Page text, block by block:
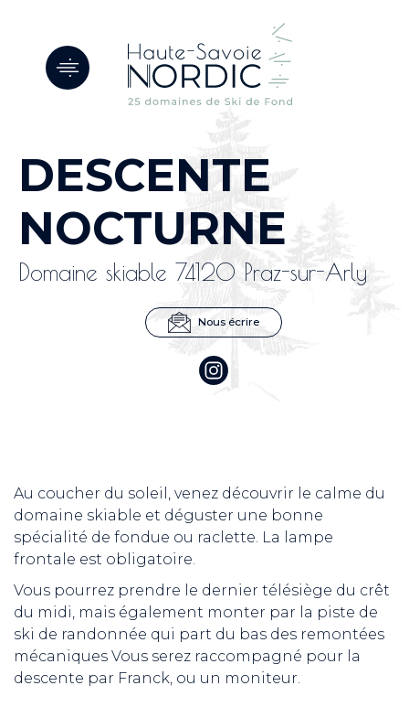
DESCENTE
NOCTURNE
Domaine skiable 74120 Praz-sur-Arly
Nous écrire
Au coucher du soleil, venez découvrir le calme du
domaine skiable et déguster une bonne
spécialité de fondue ou raclette. La lampe
frontale est obligatoire.
Vous pourrez prendre le dernier télésiège du crêt
du midi, mais également monter par la piste de
ski de randonnée qui part du bas des remontées
mécaniques Vous serez raccompagné pour la
descente par Franck, ou un moniteur.